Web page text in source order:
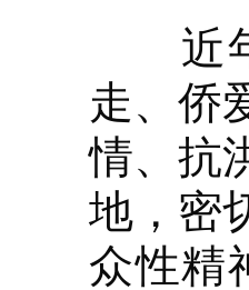
近年
走、侨
情、抗
地，密
众性精